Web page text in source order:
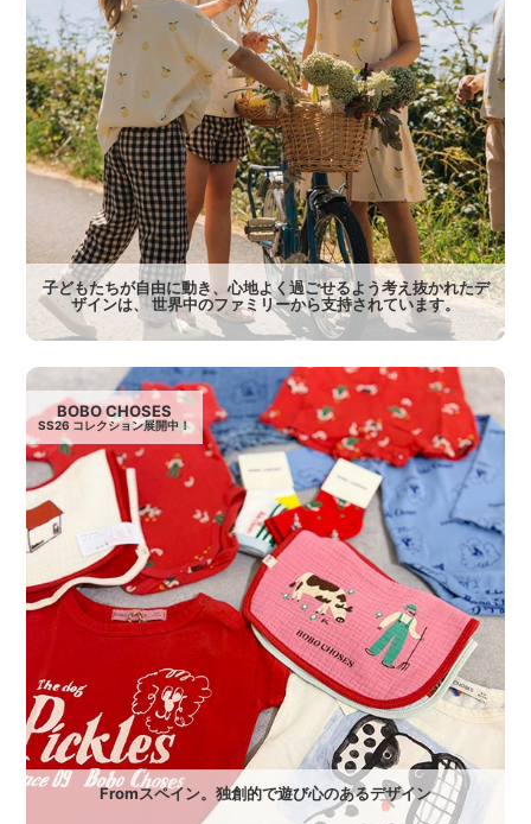
子どもたちが自由に動き、心地よく過ごせるよう考え抜かれたデ
ザインは、 世界中のファミリーから支持されています。
BOBO CHOSES
SS26 コレクション展開中！
Fromスペイン。独創的で遊び心のあるデザイン